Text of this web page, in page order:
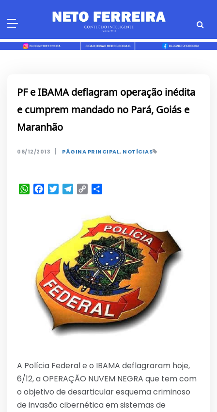
PF e IBAMA deflagram operação inédita
e cumprem mandado no Pará, Goiás e
Maranhão
06/12/2013 | PÁGINA PRINCIPAL, NOTÍCIAS
WhatsApp
Facebook
TwitterTelegram
Copy
A Polícia Federal e o IBAMA deflagraram hoje,
6/12, a OPERAÇÃO NUVEM NEGRA que tem com
o objetivo de desarticular esquema criminoso
de invasão cibernética em sistemas de